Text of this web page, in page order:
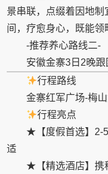
景串联，点缀着因地
间，疗愈身心，既能领
-推荐养心路线二-
安徽金寨3日2晚跟
行程路线
金寨红军广场-梅
行程亮点
★【度假首选】2-
适
★【精选酒店】携